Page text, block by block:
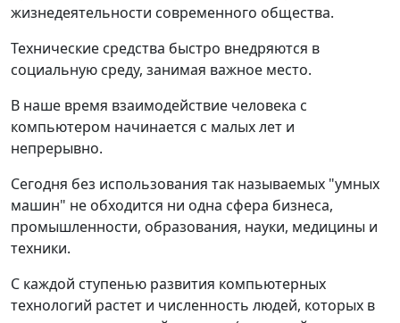
жизнедеятельности современного общества.
Технические средства быстро внедряются в
социальную среду, занимая важное место.
В наше время взаимодействие человека с
компьютером начинается с малых лет и
непрерывно.
Сегодня без использования так называемых "умных
машин" не обходится ни одна сфера бизнеса,
промышленности, образования, науки, медицины и
техники.
С каждой ступенью развития компьютерных
технологий растет и численность людей, которых в